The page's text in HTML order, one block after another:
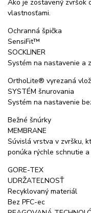
Ako je zostavený zvršok
vlastnosťami.
Ochranná špička
SensiFit™
SOCKLINER
Systém na nastavenie a
OrthoLite® vyrezaná
SYSTÉM šnurovania
Systém na nastavenie
Bežné šnúrky
MEMBRANE
Súvislá vrstva v zvršku,
ponúka rýchle schnutie
GORE-TEX
UDRŽATEĽNOSŤ
Recyklovaný materiál
Bez PFC-ec